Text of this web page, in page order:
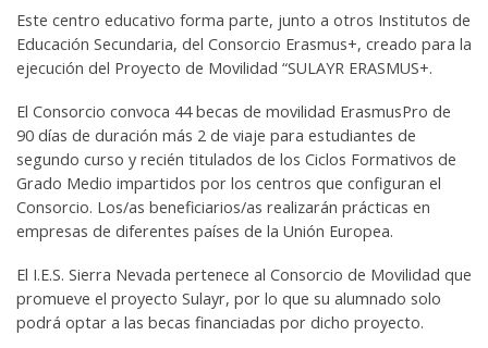
Este centro educativo forma parte, junto a otros Institutos de
Educación Secundaria, del Consorcio Erasmus+, creado para la
ejecución del Proyecto de Movilidad “SULAYR ERASMUS+.
El Consorcio convoca 44 becas de movilidad ErasmusPro de
90 días de duración más 2 de viaje para estudiantes de
segundo curso y recién titulados de los Ciclos Formativos de
Grado Medio impartidos por los centros que configuran el
Consorcio. Los/as beneficiarios/as realizarán prácticas en
empresas de diferentes países de la Unión Europea.
El I.E.S. Sierra Nevada pertenece al Consorcio de Movilidad que
promueve el proyecto Sulayr, por lo que su alumnado solo
podrá optar a las becas financiadas por dicho proyecto.